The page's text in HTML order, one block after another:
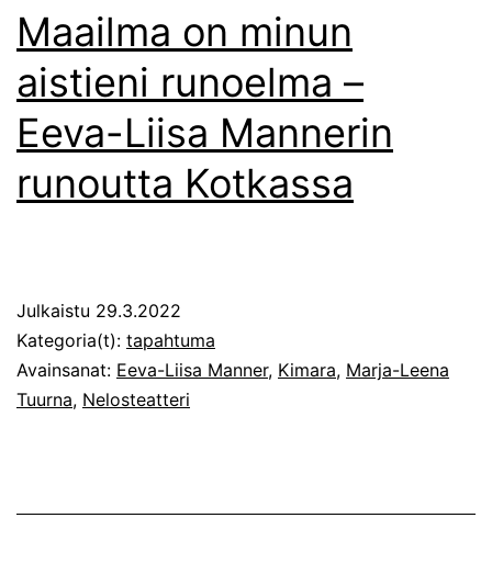
Maailma on minun
aistieni runoelma –
Eeva-Liisa Mannerin
runoutta Kotkassa
Julkaistu 29.3.2022
Kategoria(t): tapahtuma
Avainsanat: Eeva-Liisa Manner, Kimara, Marja-Leena
Tuurna, Nelosteatteri